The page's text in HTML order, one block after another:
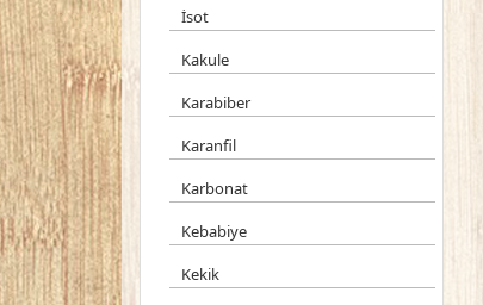
İsot
Kakule
Karabiber
Karanfil
Karbonat
Kebabiye
Kekik